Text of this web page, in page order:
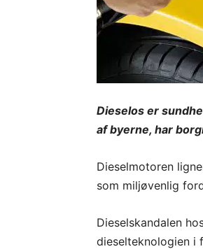
Dieselos er
af byerne, har
Dieselmotoren
som miljøvenlig
Dieselskandalen
dieselteknologien i